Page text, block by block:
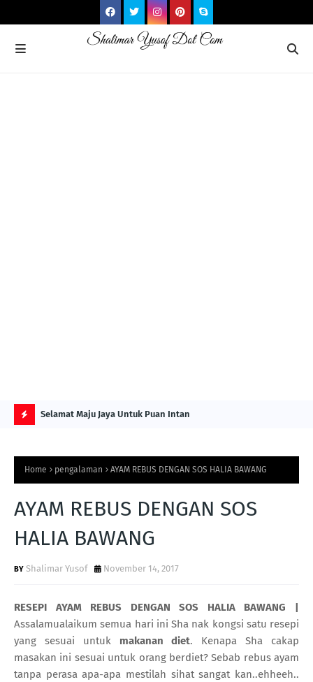
O
S
ITS Selamat Maju Jaya Untuk Puan Intan
Home pengalaman AYAM REBUS DENGAN SOS HALIA BAWANG
AYAM REBUS DENGAN SOS
HALIA BAWANG
Shalimar Yusof November 14, 2017
RESEPI AYAM REBUS DENGAN SOS HALIA BAWANG |
Assalamualaikum semua hari ini Sha nak kongsi satu resepi
yang sesuai untukmakanan diet. Kenapa Sha cakap
masakan ini sesuai untuk orang berdiet? Sebab rebus ayam
tanpa perasa apa-apa mestilah sihat sangat kan..ehheeh..